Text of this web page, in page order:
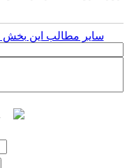
سایر مطالب این بخش |